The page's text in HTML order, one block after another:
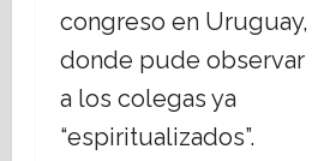
congreso en Uruguay,
donde pude observar
a los colegas ya
“espiritualizados”.